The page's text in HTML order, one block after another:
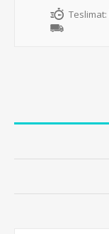
Teslimat: